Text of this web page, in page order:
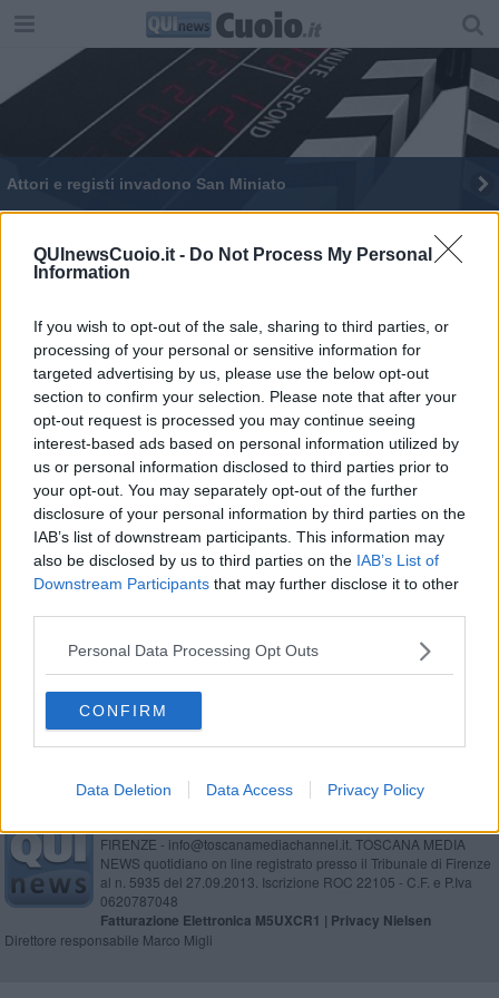
QUInewsCuoio.it - Do Not Process My Personal
Information
If you wish to opt-out of the sale, sharing to third parties, or
processing of your personal or sensitive information for
targeted advertising by us, please use the below opt-out
section to confirm your selection. Please note that after your
opt-out request is processed you may continue seeing
interest-based ads based on personal information utilized by
us or personal information disclosed to third parties prior to
your opt-out. You may separately opt-out of the further
disclosure of your personal information by third parties on the
IAB’s list of downstream participants. This information may
also be disclosed by us to third parties on the IAB’s List of
Downstream Participants that may further disclose it to other
Personal Data Processing Opt Outs
CONFIRM
Data Deletion Data Access Privacy Policy
Attori e registi invadono San Miniato
compleanno
Scienza e cultura in osservatorio
Un'importante scoperta dai telescopi di Tavolaia
Una notte all'osservatorio astronomico
Una notte per osservare il cielo invernale
Una settimana di eventi all'osservatorio
Tavolaia, prestigioso risultato per l'osservatorio
Un black friday che ha funzionato a metà
Ecco il mandato ai presepisti
FIRENZE - info@toscanamediachannel.it. TOSCANA MEDIA
NEWS quotidiano on line registrato presso il Tribunale di Firenze
al n. 5935 del 27.09.2013. Iscrizione ROC 22105 - C.F. e P.Iva
0620787048
Fatturazione Elettronica M5UXCR1 | Privacy Nielsen
Direttore responsabile Marco Migli